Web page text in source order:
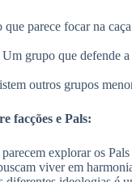
parece focar na
Um grupo que defende
outros grupos
facções e Pals:
explorar os
viver em